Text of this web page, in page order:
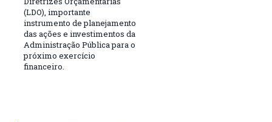
(LDO), importante
instrumento de planejamento
das ações e investimentos da
Administração Pública para o
próximo exercício
financeiro.